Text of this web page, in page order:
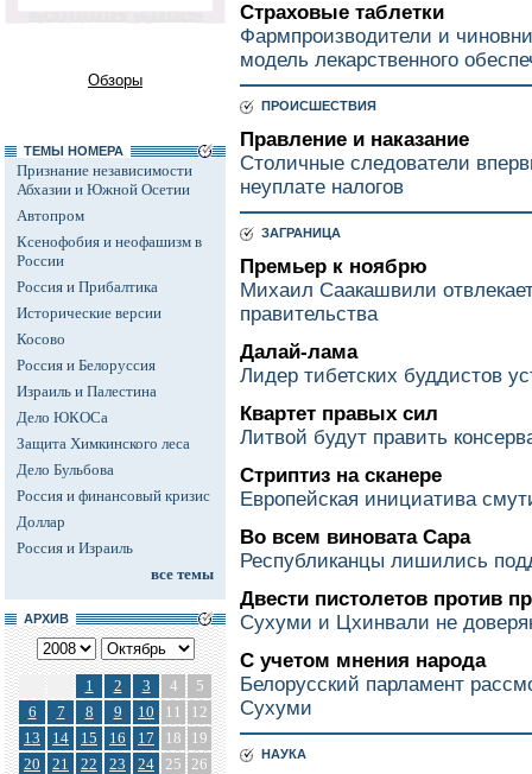
Обзоры
ТЕМЫ НОМЕРА
Признание независимости
Абхазии и Южной Осетии
Автопром
Ксенофобия и неофашизм в
России
Россия и Прибалтика
Исторические версии
Косово
Россия и Белоруссия
Израиль и Палестина
Дело ЮКОСа
Защита Химкинского леса
Дело Бульбова
Россия и финансовый кризис
Доллар
Россия и Израиль
все темы
АРХИВ
1 2 3 4
5
6
7 8 9 10 11
12
13
14 15 16 17 18
19
20
21 22 23 24 25 26
Страховые таблетки
Фармпроизводители и
модель лекарственного
ПРОИСШЕСТВИЯ
Правление и наказание
Столичные следователи
неуплате налогов
ЗАГРАНИЦА
Премьер к ноябрю
Михаил Саакашвили
правительства
Далай-лама
Лидер тибетских буддистов
Квартет правых сил
Литвой будут править
Стриптиз на сканере
Европейская инициатива
Во всем виновата Сара
Республиканцы лишились
Двести пистолетов против
Сухуми и Цхинвали не
С учетом мнения народа
Белорусский парламент
Сухуми
НАУКА